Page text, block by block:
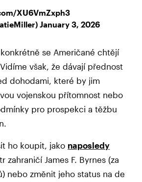
XU6VmZxph3
January 3, 2026
se Američané chtějí
však, že dávají přednost
dohodami, které by jim
vojenskou přítomnost nebo
pro prospekci a těžbu
ho koupit, jako naposledy
zahraničí James F. Byrnes (za
nebo změnit jeho status na de